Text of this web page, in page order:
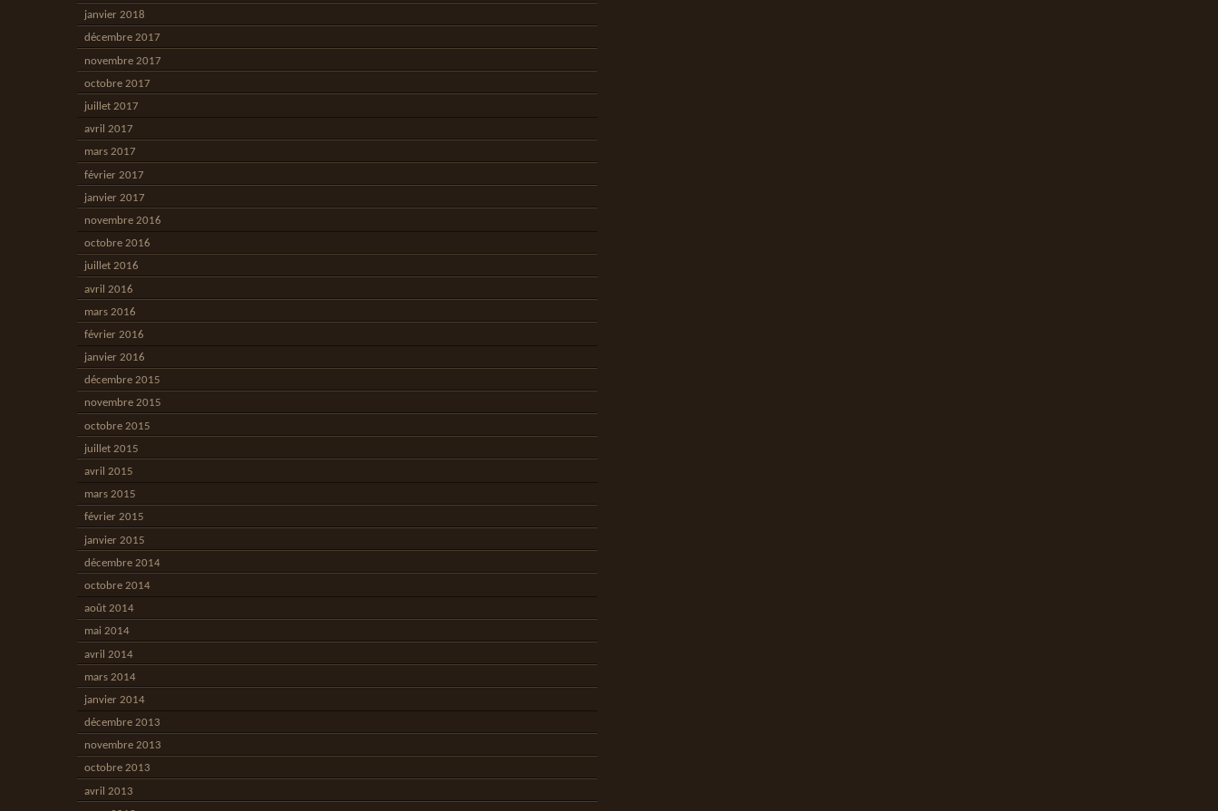
janvier 2018
décembre 2017
novembre 2017
octobre 2017
juillet 2017
avril 2017
mars 2017
février 2017
janvier 2017
novembre 2016
octobre 2016
juillet 2016
avril 2016
mars 2016
février 2016
janvier 2016
décembre 2015
novembre 2015
octobre 2015
juillet 2015
avril 2015
mars 2015
février 2015
janvier 2015
décembre 2014
octobre 2014
août 2014
mai 2014
avril 2014
mars 2014
janvier 2014
décembre 2013
novembre 2013
octobre 2013
avril 2013